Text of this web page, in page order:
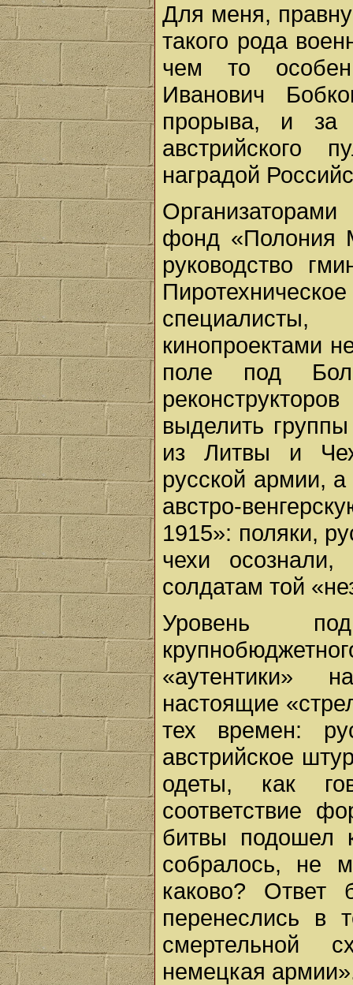
Для меня,
такого рода
чем то
Иванович
прорыва, и за
австрийского
наградой
Организаторами
фонд «Полония
руководство
кинопроектами
поле под
выделить
из Литвы и
русской армии,
австро-
1915»: поляки,
чехи осознали,
солдатам той
Уровень
«аутентики»
настоящие
тех времен:
австрийское
одеты, как
соответствие
битвы подошел
собралось, не
каково?
перенеслись в
смертельной
немецкая